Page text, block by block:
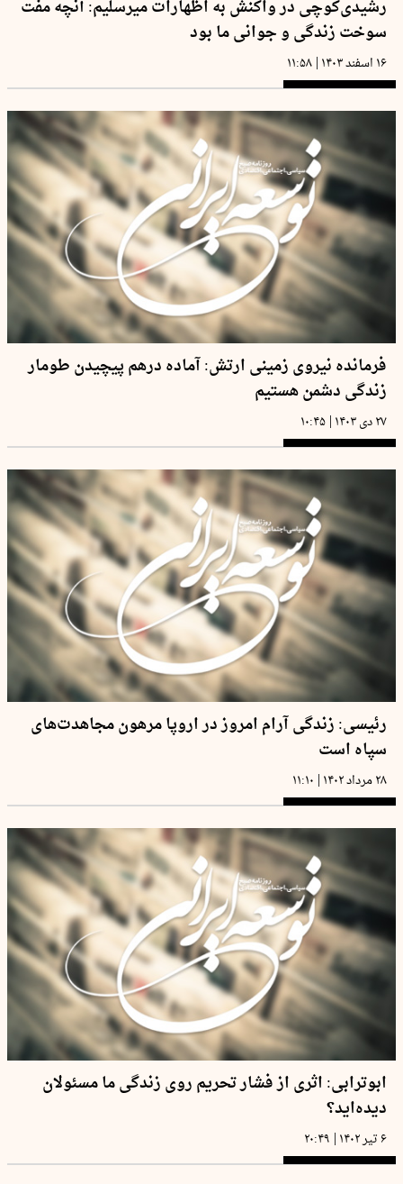
رشیدی‌کوچی در واکنش به اظهارات میرسلیم: آنچه مفت
سوخت زندگی و جوانی ما بود
۱۶ اسفند ۱۴۰۳ | ۱۱:۵۸
فرمانده نیروی زمینی ارتش: آماده درهم پیچیدن طومار
زندگی دشمن هستیم
۲۷ دی ۱۴۰۳ | ۱۰:۴۵
رئیسی: زندگی آرام امروز در اروپا مرهون مجاهدت‌های
سپاه است
۲۸ مرداد ۱۴۰۲ | ۱۱:۱۰
ابوترابی: اثری از فشار تحریم روی زندگی ما مسئولان
دیده‌اید؟
۶ تیر ۱۴۰۲ | ۲۰:۴۹